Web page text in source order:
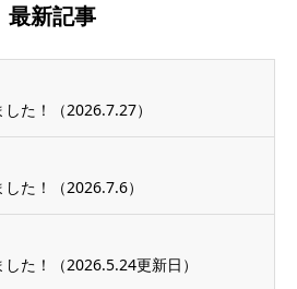
最新記事
た！（2026.7.27）
た！（2026.7.6）
た！（2026.5.24更新日）